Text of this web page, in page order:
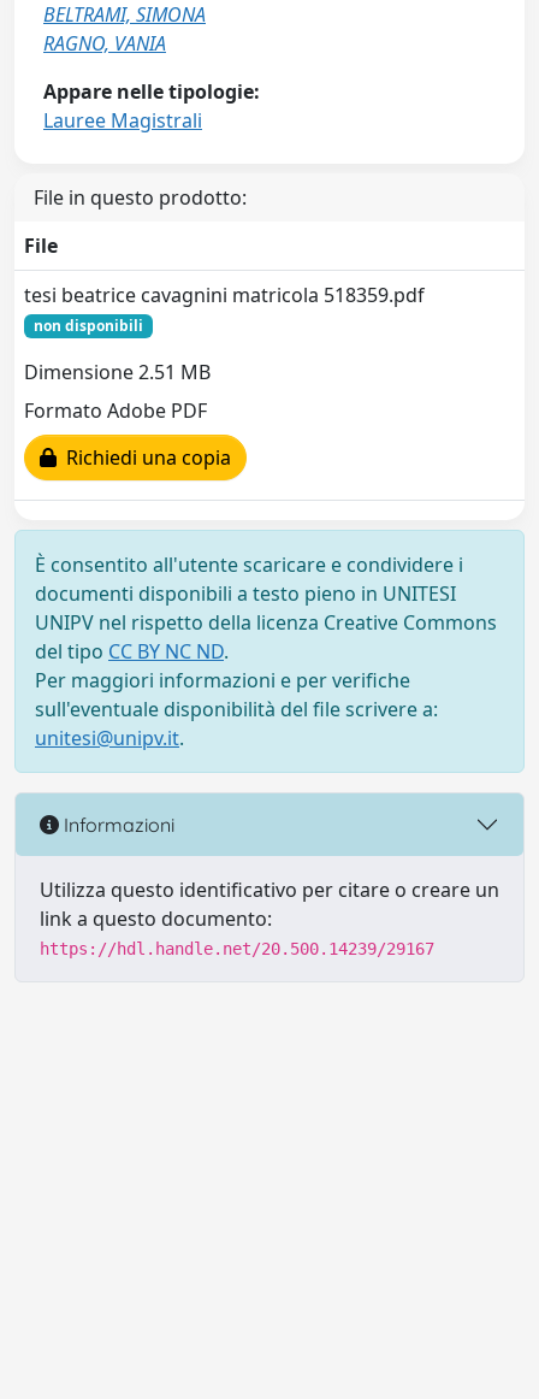
BELTRAMI, SIMONA
RAGNO, VANIA
Appare nelle tipologie:
Lauree Magistrali
File in questo prodotto:
File
tesi beatrice cavagnini matricola 518359.pdf
non disponibili
Dimensione 2.51 MB
Formato Adobe PDF
Richiedi una copia
È consentito all'utente scaricare e condividere i
documenti disponibili a testo pieno in UNITESI
UNIPV nel rispetto della licenza Creative Commons
del tipo CC BY NC ND.
Per maggiori informazioni e per verifiche
sull'eventuale disponibilità del file scrivere a:
unitesi@unipv.it.
Informazioni
Utilizza questo identificativo per citare o creare un
link a questo documento:
https://hdl.handle.net/20.500.14239/29167